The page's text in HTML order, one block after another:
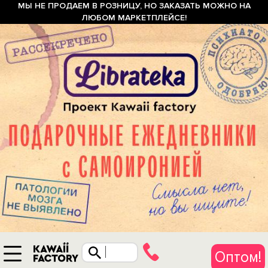
МЫ НЕ ПРОДАЕМ В РОЗНИЦУ, НО ЗАКАЗАТЬ МОЖНО НА
ЛЮБОМ МАРКЕТПЛЕЙСЕ!
Оптом!